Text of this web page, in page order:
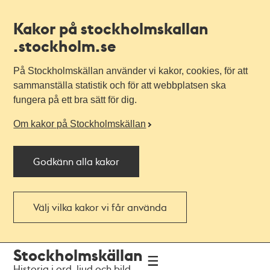
Kakor på stockholmskallan
.stockholm.se
På Stockholmskällan använder vi kakor, cookies, för att
sammanställa statistik och för att webbplatsen ska
fungera på ett bra sätt för dig.
Om kakor på Stockholmskällan
Godkänn alla kakor
Välj vilka kakor vi får använda
navigationen
huvudinnehållet
Stockholmskällan